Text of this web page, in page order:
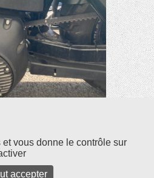
vous donne le contrôle sur
accepter